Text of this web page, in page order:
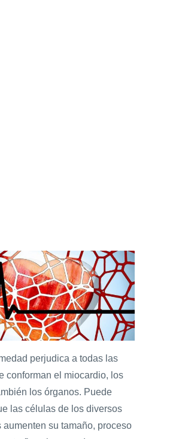
perjudica a todas las
conforman el miocardio, los
los órganos. Puede
las células de los diversos
aumenten su tamaño, proceso